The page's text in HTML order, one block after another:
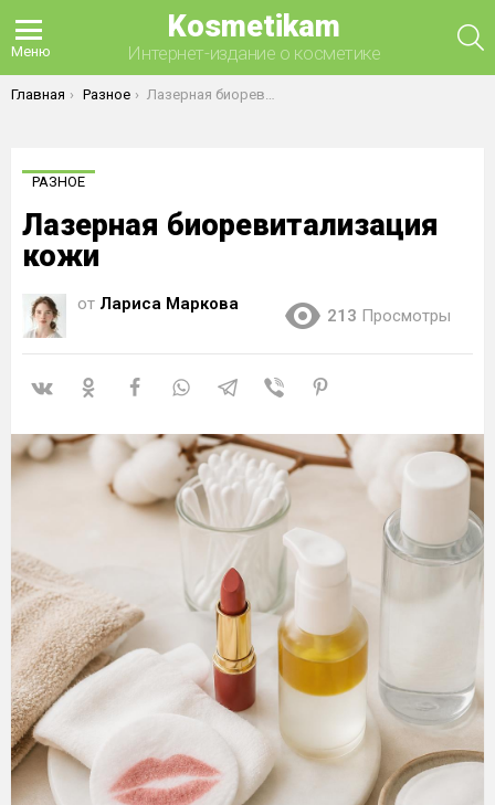
Меню
Kosmetikam
Интернет-издание о косметике
Вы здесь:
Главная Разное Лазерная биоревитализация кожи
РАЗНОЕ
Лазерная биоревитализация
кожи
от Лариса Маркова
213 Просмотры